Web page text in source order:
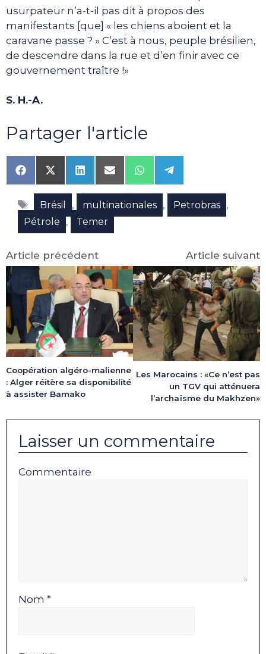
usurpateur n’a-t-il pas dit à propos des
manifestants [que] « les chiens aboient et la
caravane passe ? » C’est à nous, peuple brésilien,
de descendre dans la rue et d’en finir avec ce
gouvernement traître !»
S. H.-A.
Partager l'article
Share
on
Facebook
Share
on
X
(Twitter)
Share
on
LinkedIn
Share
on
Email
Share
on
WhatsApp
Share
on
Telegram
Étiquettes
Brésil , multinationales , Petrobras ,
Pétrole , Temer
Article précédent
Coopération algéro-malienne
: Alger réitère sa disponibilité
à assister Bamako
Article suivant
Les Marocains : «Ce n’est pas
un TGV qui atténuera
l’archaïsme du Makhzen»
Laisser un commentaire
Commentaire
Nom *